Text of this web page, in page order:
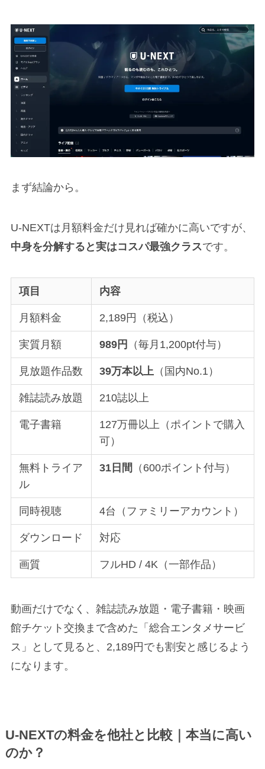
まず結論から。
U-NEXTは月額料金だけ見れば確かに高いですが、
中身を分解すると実はコスパ最強クラスです。
項目 内容
月額料金 2,189円（税込）
実質月額 989円 （毎月1,200pt付与）
見放題作品数 39万本以上 （国内No.1）
雑誌読み放題 210誌以上
電子書籍
127万冊以上（ポイントで購入
可）
無料トライア
ル
31日間 （600ポイント付与）
同時視聴 4台（ファミリーアカウント）
ダウンロード 対応
画質 フルHD / 4K（一部作品）
動画だけでなく、雑誌読み放題・電子書籍・映画
館チケット交換まで含めた「総合エンタメサービ
ス」として見ると、2,189円でも割安と感じるよう
になります。
U-NEXTの料金を他社と比較｜本当に高い
のか？